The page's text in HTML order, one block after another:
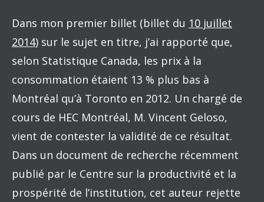
Dans mon premier billet (billet du 10 juillet
2014) sur le sujet en titre, j’ai rapporté que,
selon Statistique Canada, les prix à la
consommation étaient 13 % plus bas à
Montréal qu’à Toronto en 2012. Un chargé de
cours de HEC Montréal, M. Vincent Geloso,
vient de contester la validité de ce résultat.
Dans un document de recherche récemment
publié par le Centre sur la productivité et la
prospérité de l’institution, cet auteur rejette